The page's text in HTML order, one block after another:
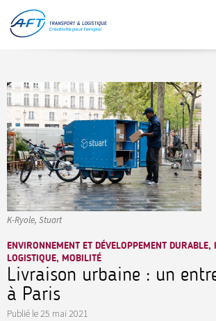
contenu
principal
K-Ryole, Stuart
ENVIRONNEMENT ET DÉVELOPPEMENT DURABLE,
LOGISTIQUE, MOBILITÉ
Livraison urbaine : un
à Paris
Publié le 25 mai 2021